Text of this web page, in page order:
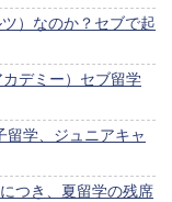
）なのか？セブで起
デミー）セブ留学
留学、ジュニアキャ
つき、夏留学の残席